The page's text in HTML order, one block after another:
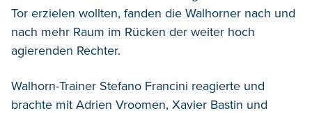
Tor erzielen wollten, fanden die Walhorner nach und
nach mehr Raum im Rücken der weiter hoch
agierenden Rechter.
Walhorn-Trainer Stefano Francini reagierte und
brachte mit Adrien Vroomen, Xavier Bastin und